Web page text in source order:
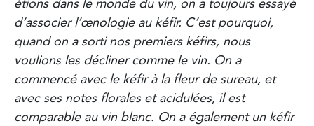
d’associer l’œnologie au kéfir. C’est pourquoi,
quand on a sorti nos premiers kéfirs, nous
voulions les décliner comme le vin. On a
commencé avec le kéfir à la fleur de sureau, et
avec ses notes florales et acidulées, il est
comparable au vin blanc. On a également un kéfir